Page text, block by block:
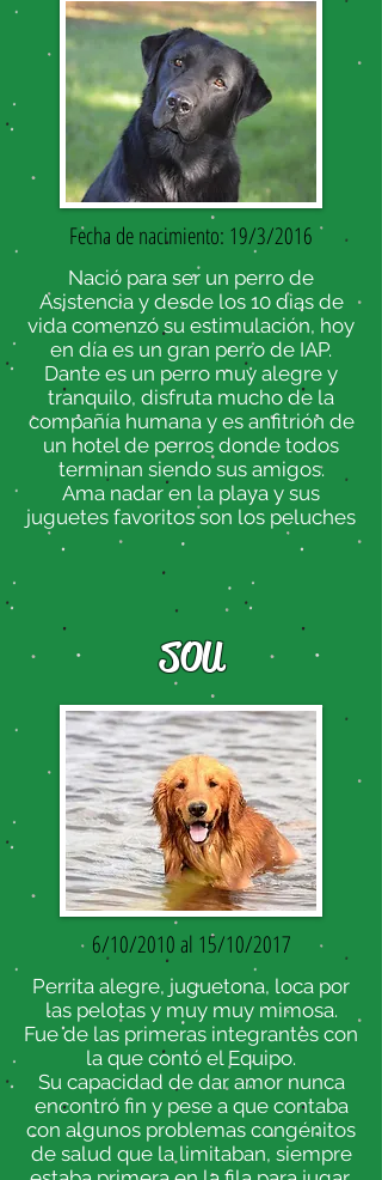
Fecha de nacimiento: 19/3/2016
Nació para ser un perro de
Asistencia y desde los 10 dias de
vida comenzó su estimulación, hoy
en día es un gran perro de IAP.
Dante es un perro muy alegre y
tranquilo, disfruta mucho de la
compañía humana y es anfitrión de
un hotel de perros donde todos
terminan siendo sus amigos.
Ama nadar en la playa y sus
juguetes favoritos son los peluches
SOU
6/10/2010 al 15/10/2017
Perrita alegre, juguetona, loca por
las pelotas y muy muy mimosa.
Fue de las primeras integrantes con
la que contó el Equipo.
Su capacidad de dar amor nunca
encontró fin y pese a que contaba
con algunos problemas congénitos
de salud que la limitaban, siempre